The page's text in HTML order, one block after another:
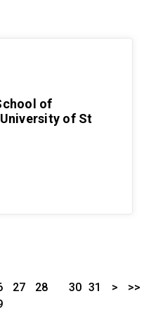
of
of St
27
28
30 31 > >>